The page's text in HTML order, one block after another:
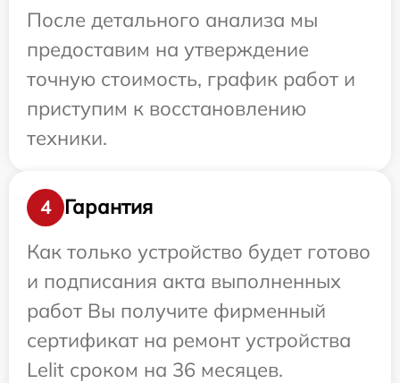
После детального анализа мы
предоставим на утверждение
точную стоимость, график работ и
приступим к восстановлению
техники.
4
Гарантия
Как только устройство будет готово
и подписания акта выполненных
работ Вы получите фирменный
сертификат на ремонт устройства
Lelit сроком на 36 месяцев.